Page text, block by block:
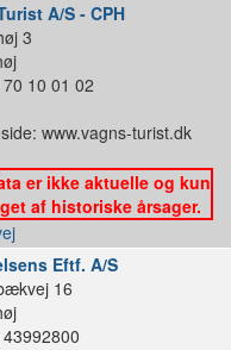
A/S - CPH
3
10 01 02
www.vagns-turist.dk
er ikke aktuelle og kun
af historiske årsager.
Eftf. A/S
16